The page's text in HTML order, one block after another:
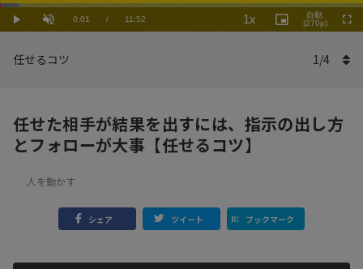
Play UnmuteCurrent
0:01 / Duration
11:52
Loaded:
5.06%
1x
Rate
Picture-
in-
自動
(270p)
任せるコツ 1/4
任せた相手が結果を出すには、指示の出し方
とフォローが大事【任せるコツ】
人を動かす
シェア ツイート ブックマーク